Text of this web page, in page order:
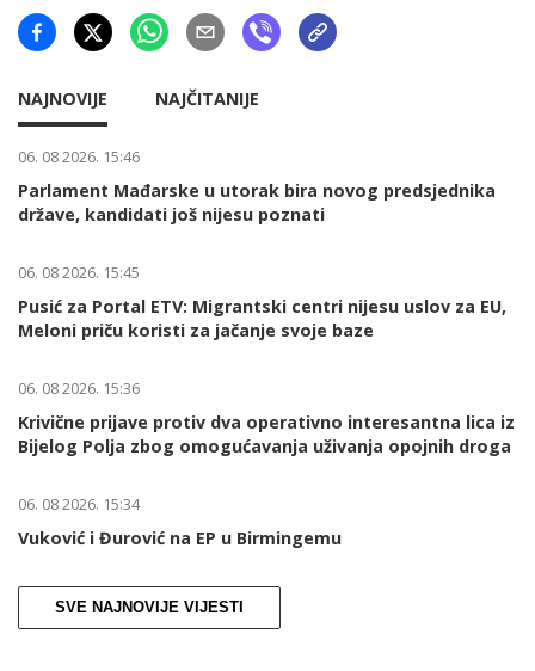
NAJNOVIJE NAJČITANIJE
06. 08 2026. 15:46
Parlament Mađarske u utorak bira novog predsjednika
države, kandidati još nijesu poznati
06. 08 2026. 15:45
Pusić za Portal ETV: Migrantski centri nijesu uslov za EU,
Meloni priču koristi za jačanje svoje baze
06. 08 2026. 15:36
Krivične prijave protiv dva operativno interesantna lica iz
Bijelog Polja zbog omogućavanja uživanja opojnih droga
06. 08 2026. 15:34
Vuković i Đurović na EP u Birmingemu
SVE NAJNOVIJE VIJESTI